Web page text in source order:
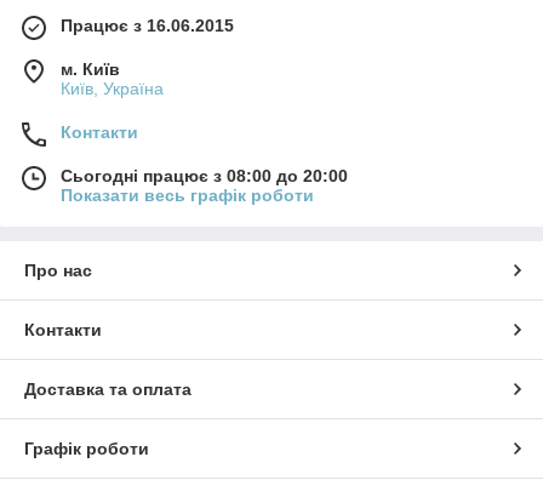
Працює з 16.06.2015
м. Київ
Київ, Україна
Контакти
Сьогодні працює з 08:00 до 20:00
Показати весь графік роботи
Про нас
Контакти
Доставка та оплата
Графік роботи